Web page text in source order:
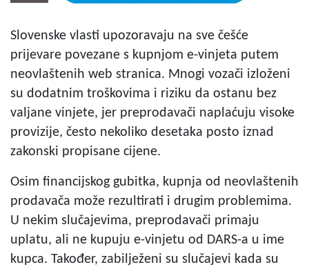
Slovenske vlasti upozoravaju na sve češće
prijevare povezane s kupnjom e-vinjeta putem
neovlaštenih web stranica. Mnogi vozači izloženi
su dodatnim troškovima i riziku da ostanu bez
valjane vinjete, jer preprodavači naplaćuju visoke
provizije, često nekoliko desetaka posto iznad
zakonski propisane cijene.
Osim financijskog gubitka, kupnja od neovlaštenih
prodavača može rezultirati i drugim problemima.
U nekim slučajevima, preprodavači primaju
uplatu, ali ne kupuju e-vinjetu od DARS-a u ime
kupca. Također, zabilježeni su slučajevi kada su